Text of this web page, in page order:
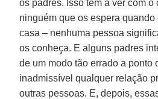
os padres. Isso tem a ver com o
ninguém que os espera quando
casa – nenhuma pessoa
os conheça. E alguns padres
de um modo tão errado a ponto
inadmissível qualquer relação
outras pessoas. E, depois,